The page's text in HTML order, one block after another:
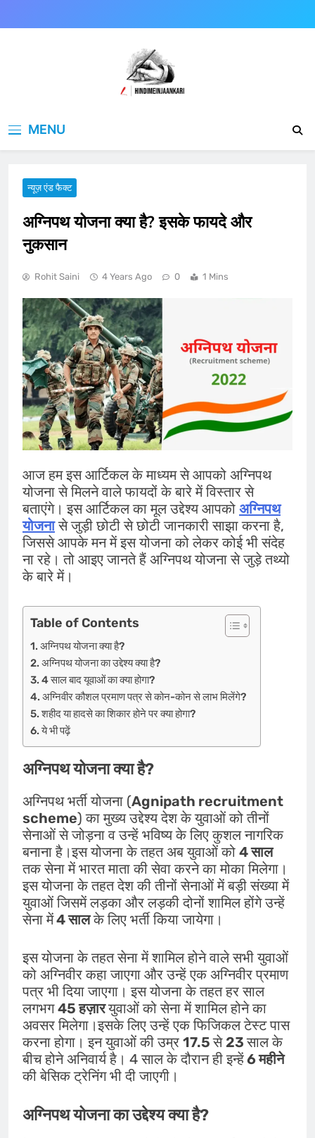
to
MENU
न्यूज़ एंड फैक्ट
अग्निपथ योजना क्या है? इसके फायदे और
नुकसान
Rohit Saini 4 Years Ago 0 1 Mins
आज हम इस आर्टिकल के माध्यम से आपको अग्निपथ
योजना से मिलने वाले फायदों के बारे में विस्तार से
बताएंगे। इस आर्टिकल का मूल उद्देश्य आपको अग्निपथ
योजनासे जुड़ी छोटी से छोटी जानकारी साझा करना है,
जिससे आपके मन में इस योजना को लेकर कोई भी संदेह
ना रहे। तो आइए जानते हैं अग्निपथ योजना से जुड़े तथ्यो
के बारे में।
Table of Contents
अग्निपथ योजना क्या है?
अग्निपथ योजना का उद्देश्य क्या है?
4 साल बाद यूवाओं का क्या होगा?
अग्निवीर कौशल प्रमाण पत्र से कोन-कोन से लाभ मिलेंगे?
शहीद या हादसे का शिकार होने पर क्या होगा?
ये भी पढ़ें
अग्निपथ योजना क्या है?
अग्निपथ भर्ती योजना (Agnipath recruitment
scheme) का मुख्य उद्देश्य देश के युवाओं को तीनों
सेनाओं से जोड़ना व उन्हें भविष्य के लिए कुशल नागरिक
बनाना है।इस योजना के तहत अब युवाओं को 4 साल
तक सेना में भारत माता की सेवा करने का मोका मिलेगा।
इस योजना के तहत देश की तीनों सेनाओं में बड़ी संख्या में
युवाओं जिसमें लड़का और लड़की दोनों शामिल होंगे उन्हें
सेना में4 सालके लिए भर्ती किया जायेगा।
इस योजना के तहत सेना में शामिल होने वाले सभी युवाओं
को अग्निवीर कहा जाएगा और उन्हें एक अग्निवीर प्रमाण
पत्र भी दिया जाएगा। इस योजना के तहत हर साल
लगभग45 हज़ारयुवाओं को सेना में शामिल होने का
अवसर मिलेगा।इसके लिए उन्हें एक फिजिकल टेस्ट पास
करना होगा। इन युवाओं की उम्र 17.5से23साल के
बीच होने अनिवार्य है। 4 साल के दौरान ही इन्हें6 महीने
की बेसिक ट्रेनिंग भी दी जाएगी।
अग्निपथ योजना का उद्देश्य क्या है?